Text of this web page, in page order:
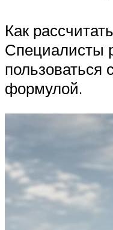
Как
Специалисты
формулой.